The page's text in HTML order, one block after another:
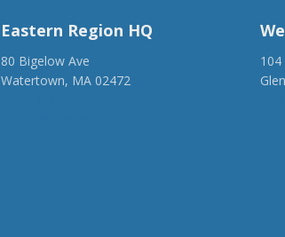
Eastern Region HQ
80 Bigelow Ave
Watertown, MA 02472